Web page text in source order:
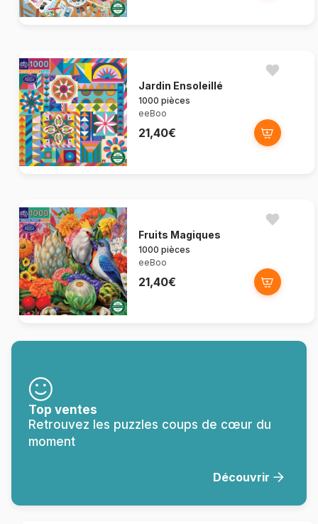
Jardin Ensoleillé
1000 pièces
eeBoo
21,40€
Fruits Magiques
1000 pièces
eeBoo
21,40€
Top ventes
Retrouvez les puzzles coups de cœur du
moment
Découvrir